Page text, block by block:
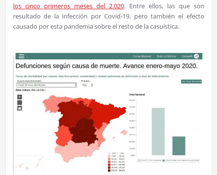
los cinco primeros meses del 2.020. Entre ellos, las que son
resultado de la infección por Covid-19, pero también el efecto
causado por esta pandemia sobre el resto de la casuística.